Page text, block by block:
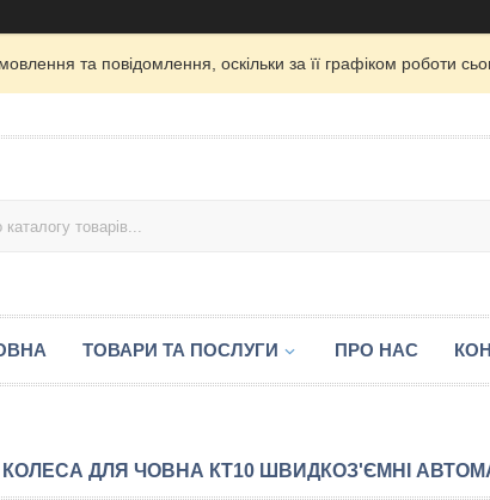
та повідомлення, оскільки за її графіком роботи
ТОВАРИ ТА ПОСЛУГИ ПРО НАС
КОЛЕСА ДЛЯ ЧОВНА КТ10 ШВИДКОЗ'ЄМНІ